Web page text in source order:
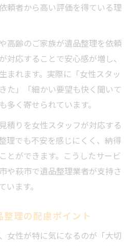
頼者から高い評価を得ている理
高齢のご家族が遺品整理を依頼
対応することで安心感が増し、
まれます。実際に「女性スタッ
た」「細かい要望も快く聞いて
多く寄せられています。
積りを女性スタッフが対応する
理でも不安を感じにくく、納得
とができます。こうしたサービ
や萩市で遺品整理業者が支持さ
ます。
理の配慮ポイント
女性が特に気になるのが「大切